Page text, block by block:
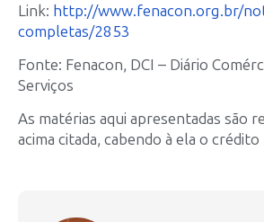
Link: http://www.fenacon.org.br/
completas/2853
Fonte: Fenacon, DCI – Diário
Serviços
As matérias aqui apresentadas são
acima citada, cabendo à ela o crédito